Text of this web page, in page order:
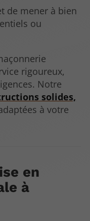
de mener à bien
ou
rigoureux,
Notre
solides,
à votre
en
à